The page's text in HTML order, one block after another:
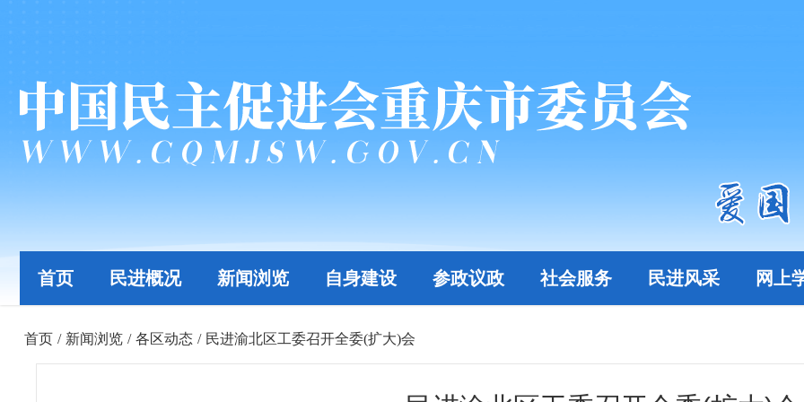
首页 民进概况 新闻浏览 自身建设 参政议政 社会服务 民进风采 网上
首页 / 新闻浏览 / 各区动态 / 民进渝北区工委召开全委(扩大)会